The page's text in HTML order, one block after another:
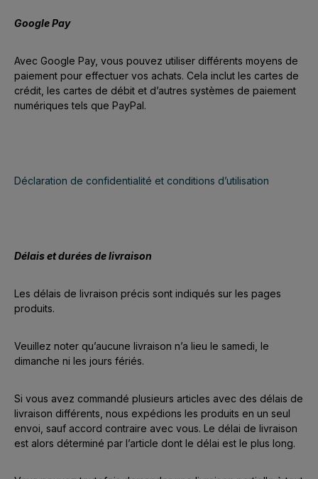
Google Pay
Avec Google Pay, vous pouvez utiliser différents moyens de
paiement pour effectuer vos achats. Cela inclut les cartes de
crédit, les cartes de débit et d’autres systèmes de paiement
numériques tels que PayPal.
Déclaration de confidentialité et conditions d’utilisation
Délais et durées de livraison
Les délais de livraison précis sont indiqués sur les pages
produits.
Veuillez noter qu’aucune livraison n’a lieu le samedi, le
dimanche ni les jours fériés.
Si vous avez commandé plusieurs articles avec des délais de
livraison différents, nous expédions les produits en un seul
envoi, sauf accord contraire avec vous. Le délai de livraison
est alors déterminé par l’article dont le délai est le plus long.